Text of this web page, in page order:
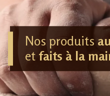
Nos produits
et faits à la